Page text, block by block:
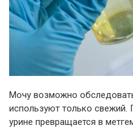
Мочу возможно
используют только свежий.
урине превращается в